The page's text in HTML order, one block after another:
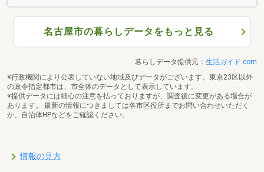
名古屋市の暮らしデータをもっと見る
暮らしデータ提供元： 生活ガイド.com
※行政機関により公表していない地域及びデータがございます。東京23区以外
の政令指定都市は、市全体のデータとして表示しています。
※提供データには細心の注意を払っておりますが、調査後に変更がある場合が
あります。 最新の情報につきましては各市区役所までお問い合わせいただく
か、自治体HPなどをご確認ください。
情報の見方